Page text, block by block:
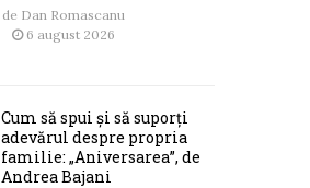
de Dan Romascanu
6 august 2026
Cum să spui și să suporți
adevărul despre propria
familie: „Aniversarea”, de
Andrea Bajani